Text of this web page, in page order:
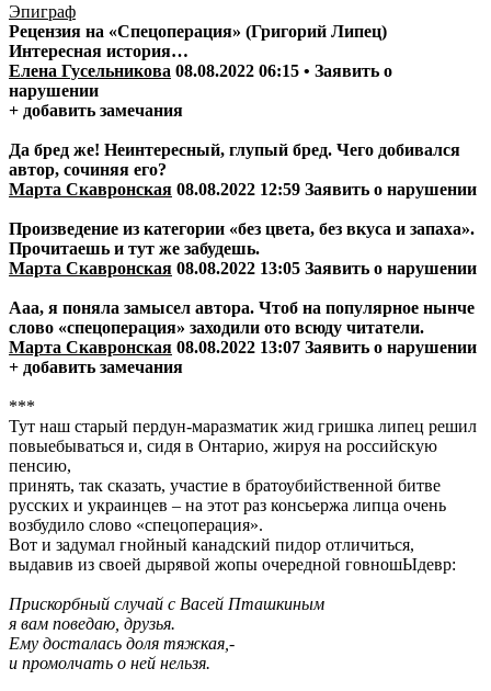
Эпиграф
Рецензия на «Спецоперация» (Григорий Липец)
Интересная история…
Елена Гусельникова 08.08.2022 06:15 • Заявить о
нарушении
+ добавить замечания
Да бред же! Неинтересный, глупый бред. Чего добивался
автор, сочиняя его?
Марта Скавронская 08.08.2022 12:59 Заявить о нарушении
Произведение из категории «без цвета, без вкуса и запаха».
Прочитаешь и тут же забудешь.
Марта Скавронская 08.08.2022 13:05 Заявить о нарушении
Ааа, я поняла замысел автора. Чтоб на популярное нынче
слово «спецоперация» заходили ото всюду читатели.
Марта Скавронская 08.08.2022 13:07 Заявить о нарушении
+ добавить замечания
***
Тут наш старый пердун-маразматик жид гришка липец решил
повыебываться и, сидя в Онтарио, жируя на российскую
пенсию,
принять, так сказать, участие в братоубийственной битве
русских и украинцев – на этот раз консьержа липца очень
возбудило слово «спецоперация».
Вот и задумал гнойный канадский пидор отличиться,
выдавив из своей дырявой жопы очередной говношЫдевр:
Прискорбный случай с Васей Пташкиным
я вам поведаю, друзья.
Ему досталась доля тяжкая,-
и промолчать о ней нельзя.